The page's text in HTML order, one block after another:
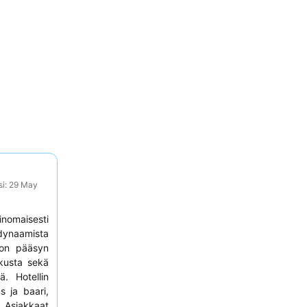
29 May
pääsyn
sekä
Hotellin
ja baari,